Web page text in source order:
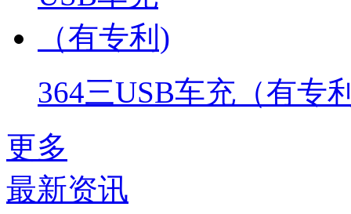
364三USB车充（有专
更多
最新资讯